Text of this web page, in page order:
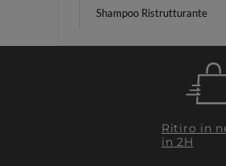
Shampoo Ristrutturante
Ritiro in
in 2H